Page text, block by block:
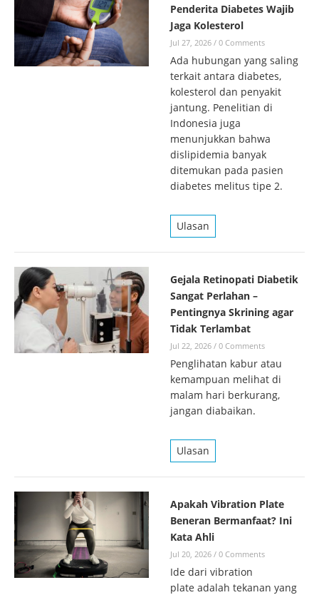
Penderita Diabetes Wajib
Jaga Kolesterol
Jul 27, 2026 / 0 Comments
Ada hubungan yang saling
terkait antara diabetes,
kolesterol dan penyakit
jantung. Penelitian di
Indonesia juga
menunjukkan bahwa
dislipidemia banyak
ditemukan pada pasien
diabetes melitus tipe 2.
Ulasan
Gejala Retinopati Diabetik
Sangat Perlahan –
Pentingnya Skrining agar
Tidak Terlambat
Jul 22, 2026 / 0 Comments
Penglihatan kabur atau
kemampuan melihat di
malam hari berkurang,
jangan diabaikan.
Ulasan
Apakah Vibration Plate
Beneran Bermanfaat? Ini
Kata Ahli
Jul 20, 2026 / 0 Comments
Ide dari vibration
plate adalah tekanan yang